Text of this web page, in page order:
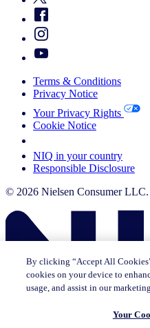
Terms & Conditions
Privacy Notice
Your Privacy Rights
Cookie Notice
NIQ in your country
Responsible Disclosure
© 2026 Nielsen Consumer
By clicking “Accept All
cookies on your device to
usage, and assist in our
Your